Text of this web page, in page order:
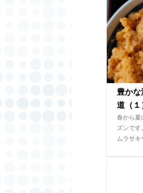
豊か
道（１
春から夏
ズンで
ムラサ